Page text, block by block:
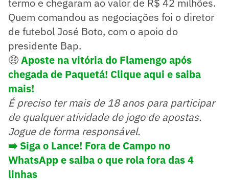
termo e chegaram ao valor de R$ 42 milhões.
Quem comandou as negociações foi o diretor
de futebol José Boto, com o apoio do
presidente Bap.
🤑Aposte na vitória do Flamengo após
chegada de Paquetá! Clique aqui e saiba
mais!
É preciso ter mais de 18 anos para participar
de qualquer atividade de jogo de apostas.
Jogue de forma responsável.
➡️ Siga o Lance! Fora de Campo no
WhatsApp e saiba o que rola fora das 4
linhas